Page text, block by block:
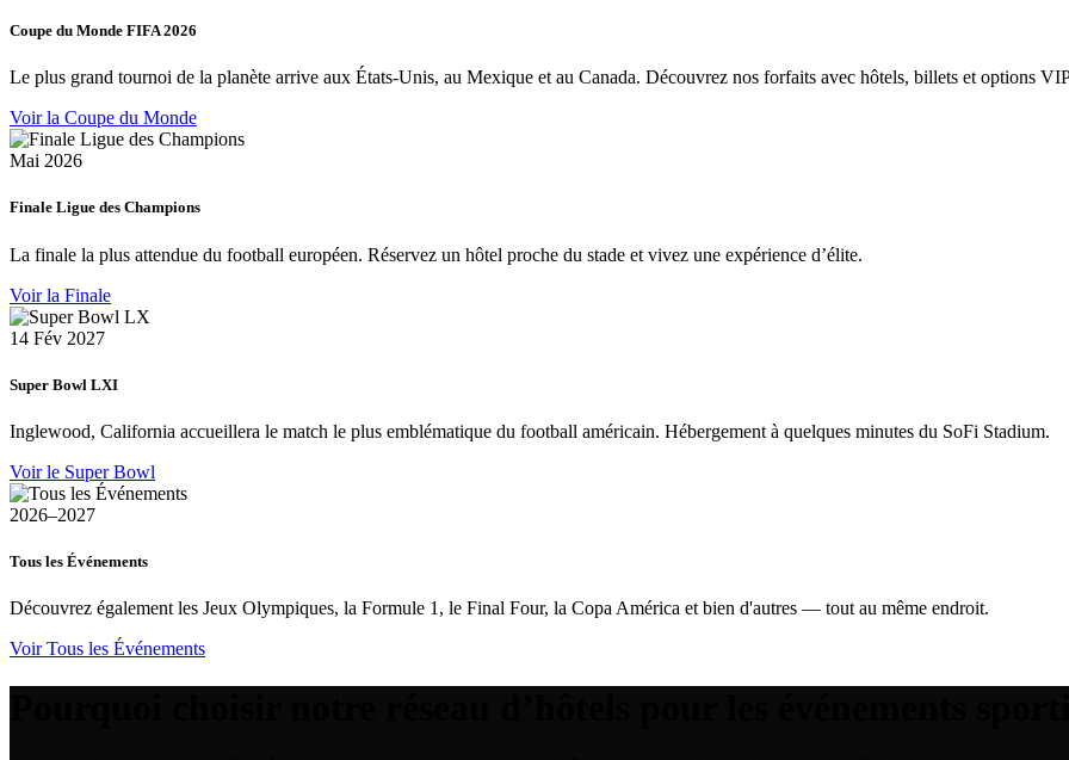
Coupe du Monde FIFA 2026
Le plus grand tournoi de la planète arrive aux États-Unis, au Mexique et au Canada. Découvrez nos forfaits avec hôtels, billets et options
Voir la Coupe du Monde
Mai 2026
Finale Ligue des Champions
La finale la plus attendue du football européen. Réservez un hôtel proche du stade et vivez une expérience d’élite.
Voir la Finale
14 Fév 2027
Super Bowl LXI
Inglewood, California accueillera le match le plus emblématique du football américain. Hébergement à quelques minutes du SoFi Stadium.
Voir le Super Bowl
2026–2027
Tous les Événements
Découvrez également les Jeux Olympiques, la Formule 1, le Final Four, la Copa América et bien d'autres — tout au même endroit.
Voir Tous les Événements